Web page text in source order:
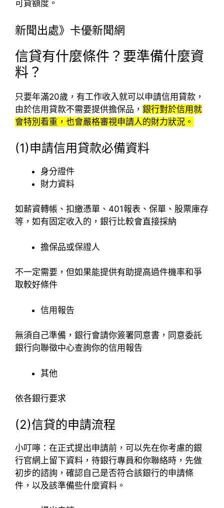
可貸額度。
新聞出處》卡優新聞網
信貸有什麼條件？要準備什麼資
料？
只要年滿20歲，有工作收入就可以申請信用貸款，
由於信用貸款不需要提供擔保品， 銀行對於信用就
會特別看重，也會嚴格審視申請人的財力狀況。
(1)申請信用貸款必備資料
身分證件
財力資料
如薪資轉帳、扣繳憑單、401報表、保單、股票庫存
等，如有固定收入的，銀行比較會直接採納
擔保品或保證人
不一定需要，但如果能提供有助提高過件機率和爭
取較好條件
信用報告
無須自己準備，銀行會請你簽署同意書，同意委託
銀行向聯徵中心查詢你的信用報告
其他
依各銀行要求
(2)信貸的申請流程
小叮嚀：在正式提出申請前，可以先在你考慮的銀
行官網上留下資料，待銀行專員和你聯絡時，先做
初步的諮詢，確認自己是否符合該銀行的申請條
件，以及該準備些什麼資料。